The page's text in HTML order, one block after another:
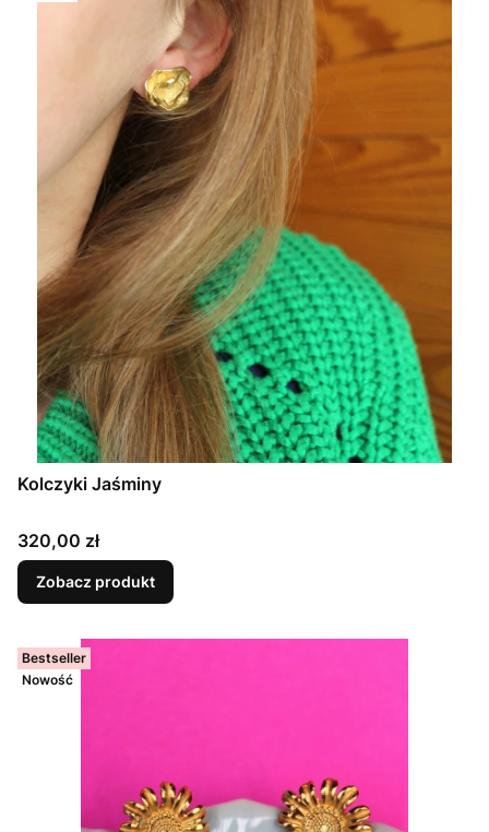
Kolczyki Jaśminy
Cena
320,00 zł
Zobacz produkt
Bestseller
Nowość